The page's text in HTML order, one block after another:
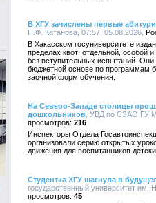
В ХГУ зачислены первые
Н.Ф. Катанова, 07:57, 05.08.2026,
В Хакасском госуниверситете
пределах квот: отдельной, особой
без вступительных испытаний.
бюджетной основе по программам
заочной форм обучения.
На Северо-Западе столицы
дошкольников , УВД по СЗАО ГУ
216
Инспекторы Отдела
организовали серию открытых
движения для воспитанников
Студентка ХГУ шагнула в
государственный университет им.
45